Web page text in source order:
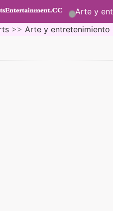
Arte y
>> Arte y entretenimiento